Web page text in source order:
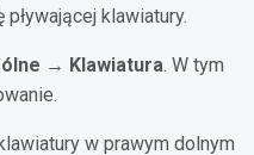
klawiatury.
→ Klawiatura. W tym
w prawym dolnym